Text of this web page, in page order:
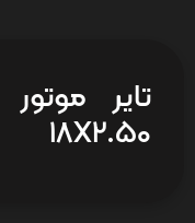
تایر
18X2.50